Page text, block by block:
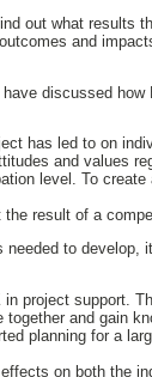
out what results
and
discussed
has led to on
and values
level. To
result of a
to
project support.
and gain
planning for a
on both the